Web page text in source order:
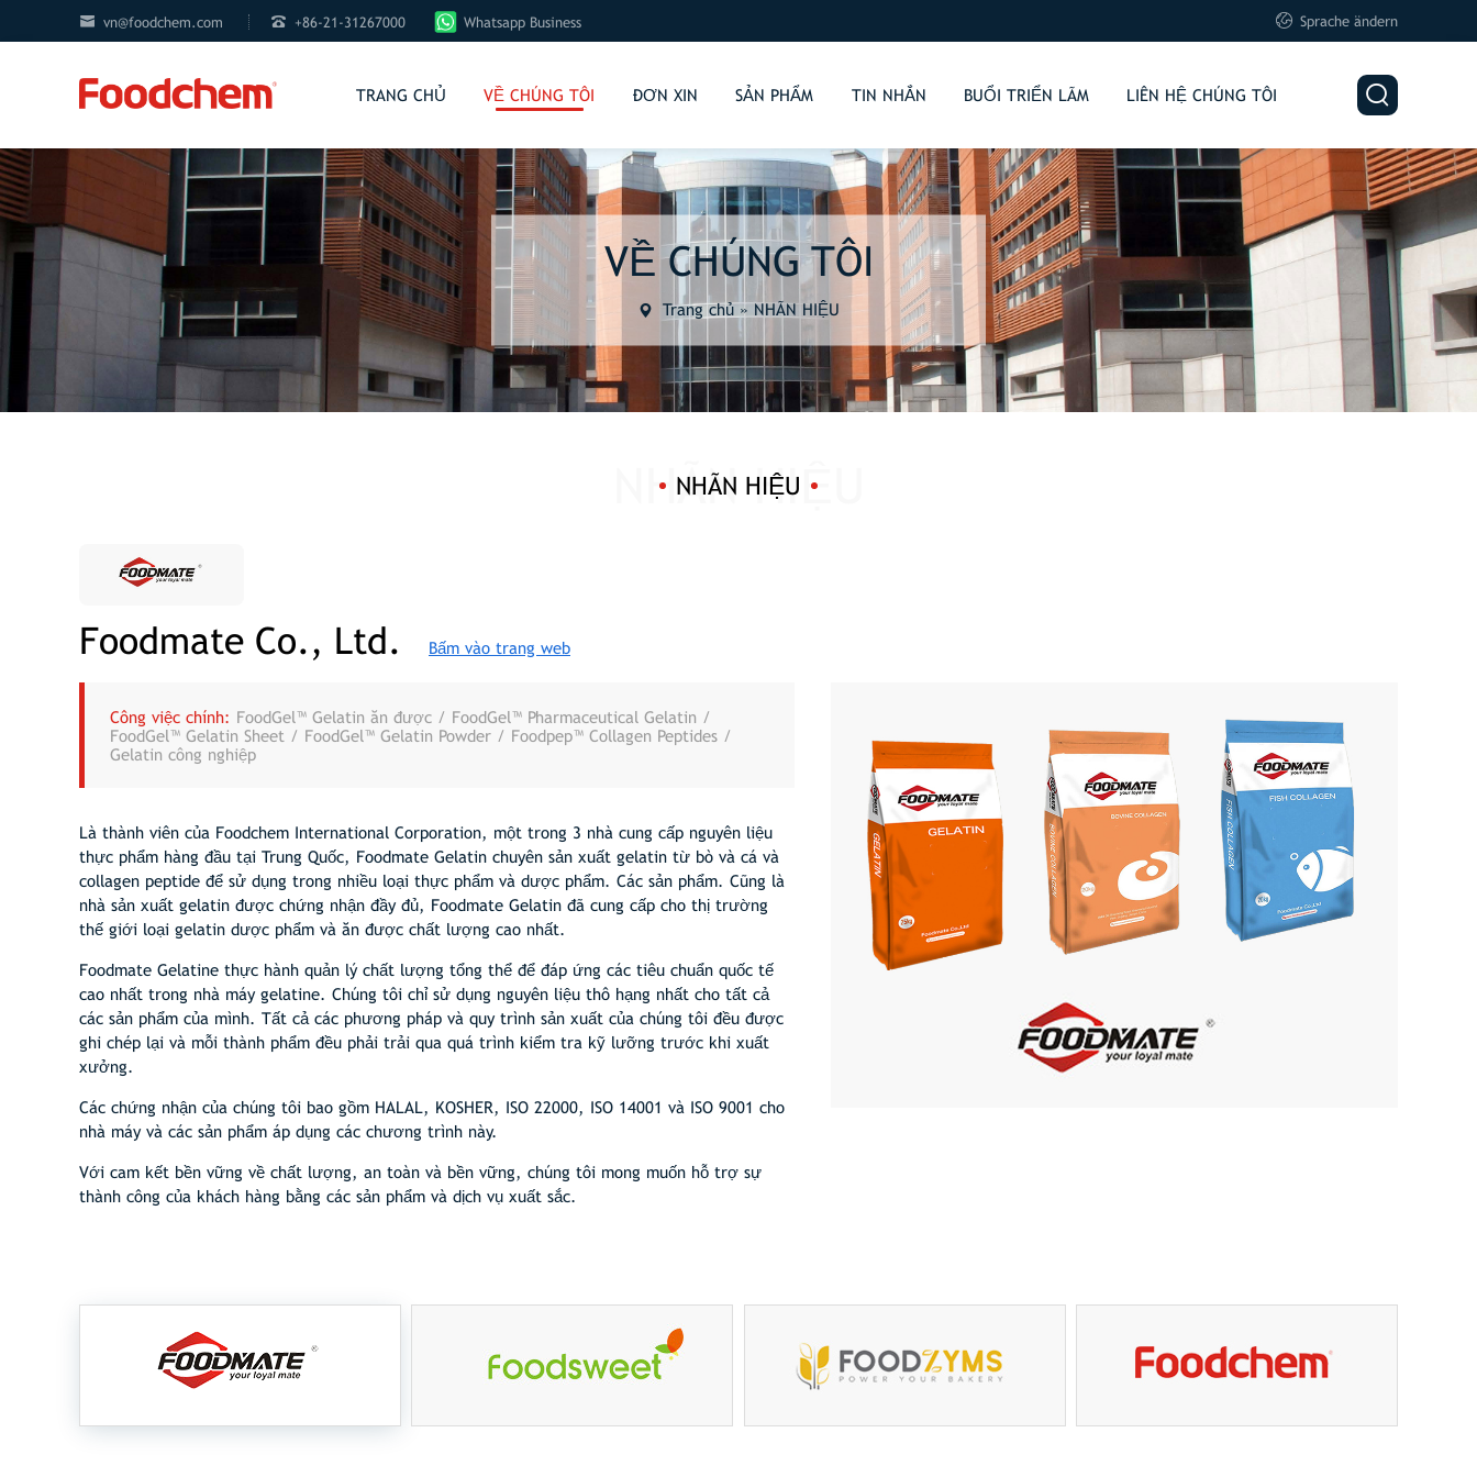
 vn@foodchem.com  +86-21-31267000 Whatsapp Business  Sprache ändern
TRANG CHỦ VỀ CHÚNG TÔI ĐƠN XIN SẢN PHẨM TIN NHẮN BUỔI TRIỂN LÃM LIÊN HỆ CHÚNG TÔI 
VỀ CHÚNG TÔI
Trang chủ»NHÃN HIỆU
NHÃN HIỆU
Foodmate Co., Ltd. Bấm vào trang web
Công việc chính: FoodGel™ Gelatin ăn được / FoodGel™ Pharmaceutical Gelatin /
FoodGel™ Gelatin Sheet / FoodGel™ Gelatin Powder / Foodpep™ Collagen Peptides /
Gelatin công nghiệp
Là thành viên của Foodchem International Corporation, một trong 3 nhà cung cấp nguyên liệu
thực phẩm hàng đầu tại Trung Quốc, Foodmate Gelatin chuyên sản xuất gelatin từ bò và cá và
collagen peptide để sử dụng trong nhiều loại thực phẩm và dược phẩm. Các sản phẩm. Cũng là
nhà sản xuất gelatin được chứng nhận đầy đủ, Foodmate Gelatin đã cung cấp cho thị trường
thế giới loại gelatin dược phẩm và ăn được chất lượng cao nhất.
Foodmate Gelatine thực hành quản lý chất lượng tổng thể để đáp ứng các tiêu chuẩn quốc tế
cao nhất trong nhà máy gelatine. Chúng tôi chỉ sử dụng nguyên liệu thô hạng nhất cho tất cả
các sản phẩm của mình. Tất cả các phương pháp và quy trình sản xuất của chúng tôi đều được
ghi chép lại và mỗi thành phẩm đều phải trải qua quá trình kiểm tra kỹ lưỡng trước khi xuất
xưởng.
Các chứng nhận của chúng tôi bao gồm HALAL, KOSHER, ISO 22000, ISO 14001 và ISO 9001 cho
nhà máy và các sản phẩm áp dụng các chương trình này.
Với cam kết bền vững về chất lượng, an toàn và bền vững, chúng tôi mong muốn hỗ trợ sự
thành công của khách hàng bằng các sản phẩm và dịch vụ xuất sắc.